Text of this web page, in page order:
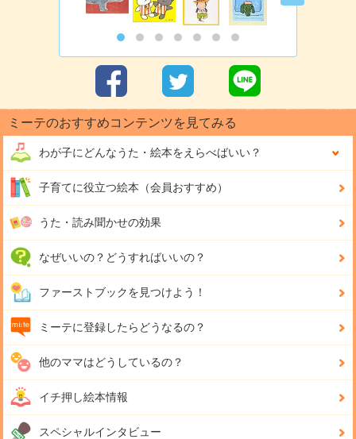
ミーテのおすすめコンテンツを見てみる
わが子にどんなうた・絵本をえらべばいい？
子育てに役立つ絵本（会員おすすめ）
うた・読み聞かせの効果
なぜいいの？どうすればいいの？
ファーストブックを見つけよう！
ミーテに登録したらどうなるの？
他のママはどうしているの？
イチ押し絵本情報
スペシャルインタビュー